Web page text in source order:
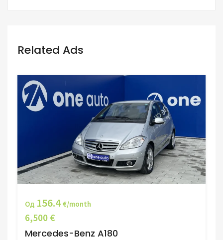
Related Ads
Од 156.4 €/month
6,500 €
Mercedes-Benz A180